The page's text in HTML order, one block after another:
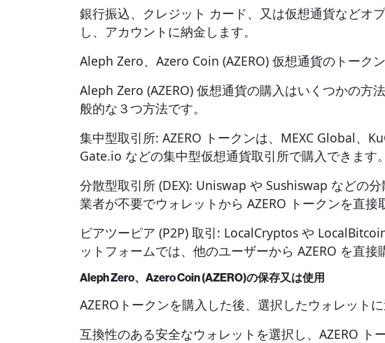
銀行振込、クレジット カード、又は仮想通貨などオ
し、アカウントに納金します。
Aleph Zero、Azero Coin (AZERO) 仮想通貨のトーク
Aleph Zero (AZERO) 仮想通貨の購入はいくつかの方
般的な３つ方法です。
集中型取引所: AZERO トークンは、MEXC Global、
Gate.io などの集中型仮想通貨取引所で購入できます。
分散型取引所 (DEX): Uniswap や Sushiswap などの
業者が不要でウォレットから AZERO トークンを直接
ピアツーピア (P2P) 取引: LocalCryptos や
ットフォームでは、他のユーザーから AZERO を直接
Aleph Zero、Azero Coin (AZERO)の保存又は使用
AZEROトークンを購入した後、選択したウォレットに
互換性のある安全なウォレットを選択し、AZERO ト